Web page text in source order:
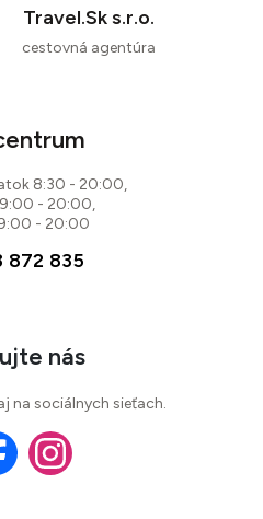
Travel.Sk s.r.o.
cestovná agentúra
8:30 - 20:00,
- 20:00,
- 20:00
872 835
nás
na sociálnych sieťach.